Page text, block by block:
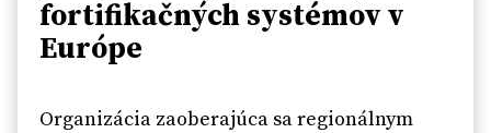
fortifikačných systémov v
Európe
Organizácia zaoberajúca sa regionálnym